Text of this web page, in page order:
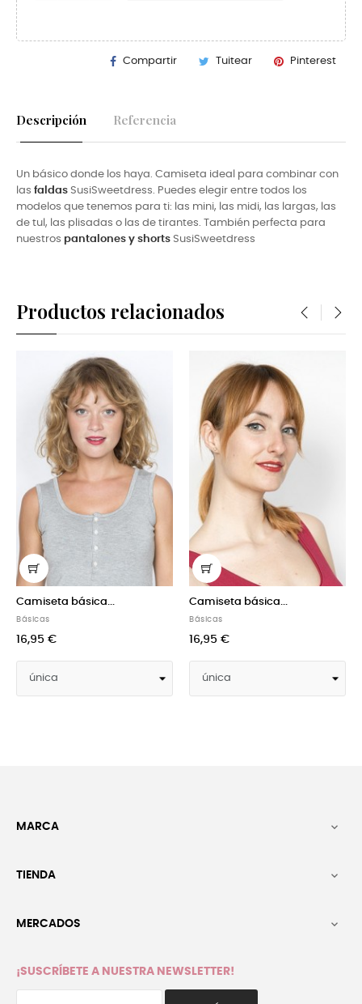
Compartir Tuitear Pinterest
Descripción Referencia
Un básico donde los haya. Camiseta ideal para combinar con
las faldas SusiSweetdress. Puedes elegir entre todos los
modelos que tenemos para ti: las mini, las midi, las largas, las
de tul, las plisadas o las de tirantes. También perfecta para
nuestros pantalones y shorts SusiSweetdress
Productos relacionados
básica... Camiseta básica...
MARCA 
TIENDA 
MERCADOS 
¡SUSCRÍBETE A NUESTRA NEWSLETTER!